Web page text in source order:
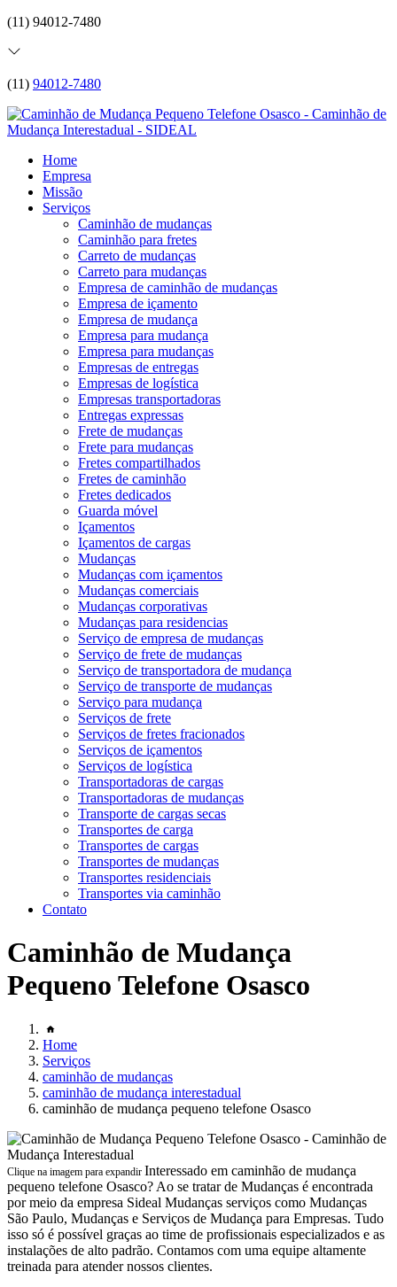
(11) 94012-7480
(11) 94012-7480
Home
Empresa
Missão
Serviços
Caminhão de mudanças
Caminhão para fretes
Carreto de mudanças
Carreto para mudanças
Empresa de caminhão de mudanças
Empresa de içamento
Empresa de mudança
Empresa para mudança
Empresa para mudanças
Empresas de entregas
Empresas de logística
Empresas transportadoras
Entregas expressas
Frete de mudanças
Frete para mudanças
Fretes compartilhados
Fretes de caminhão
Fretes dedicados
Guarda móvel
Içamentos
Içamentos de cargas
Mudanças
Mudanças com içamentos
Mudanças comerciais
Mudanças corporativas
Mudanças para residencias
Serviço de empresa de mudanças
Serviço de frete de mudanças
Serviço de transportadora de mudança
Serviço de transporte de mudanças
Serviço para mudança
Serviços de frete
Serviços de fretes fracionados
Serviços de içamentos
Serviços de logística
Transportadoras de cargas
Transportadoras de mudanças
Transporte de cargas secas
Transportes de carga
Transportes de cargas
Transportes de mudanças
Transportes residenciais
Transportes via caminhão
Contato
Caminhão de Mudança
Pequeno Telefone Osasco
Home
Serviços
caminhão de mudanças
caminhão de mudança interestadual
caminhão de mudança pequeno telefone Osasco
Clique na imagem para expandir Interessado em caminhão de mudança
pequeno telefone Osasco? Ao se tratar de Mudanças é encontrada
por meio da empresa Sideal Mudanças serviços como Mudanças
São Paulo, Mudanças e Serviços de Mudança para Empresas. Tudo
isso só é possível graças ao time de profissionais especializados e as
instalações de alto padrão. Contamos com uma equipe altamente
treinada para atender nossos clientes.